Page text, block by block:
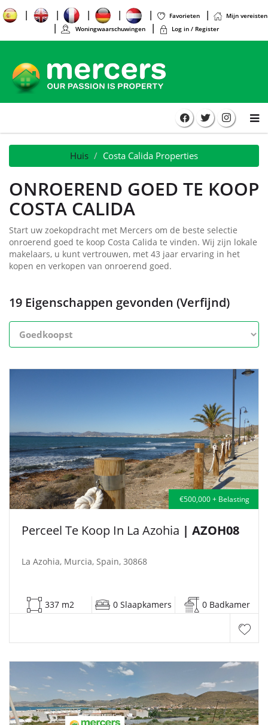
Favorieten
Mijn vereisten
Woningwaarschuwingen
Log in / Register
Huis Costa Calida Properties
ONROEREND GOED TE KOOP
COSTA CALIDA
Start uw zoekopdracht met Mercers om de beste selectie
onroerend goed te koop Costa Calida te vinden. Wij zijn lokale
makelaars, u kunt vertrouwen, met 43 jaar ervaring in het
kopen en verkopen van onroerend goed.
19 Eigenschappen gevonden (Verfijnd)
€500,000 + Belasting
Perceel Te Koop In La Azohia | AZOH08
La Azohia, Murcia, Spain, 30868
337 m2 0 Slaapkamers 0 Badkamer